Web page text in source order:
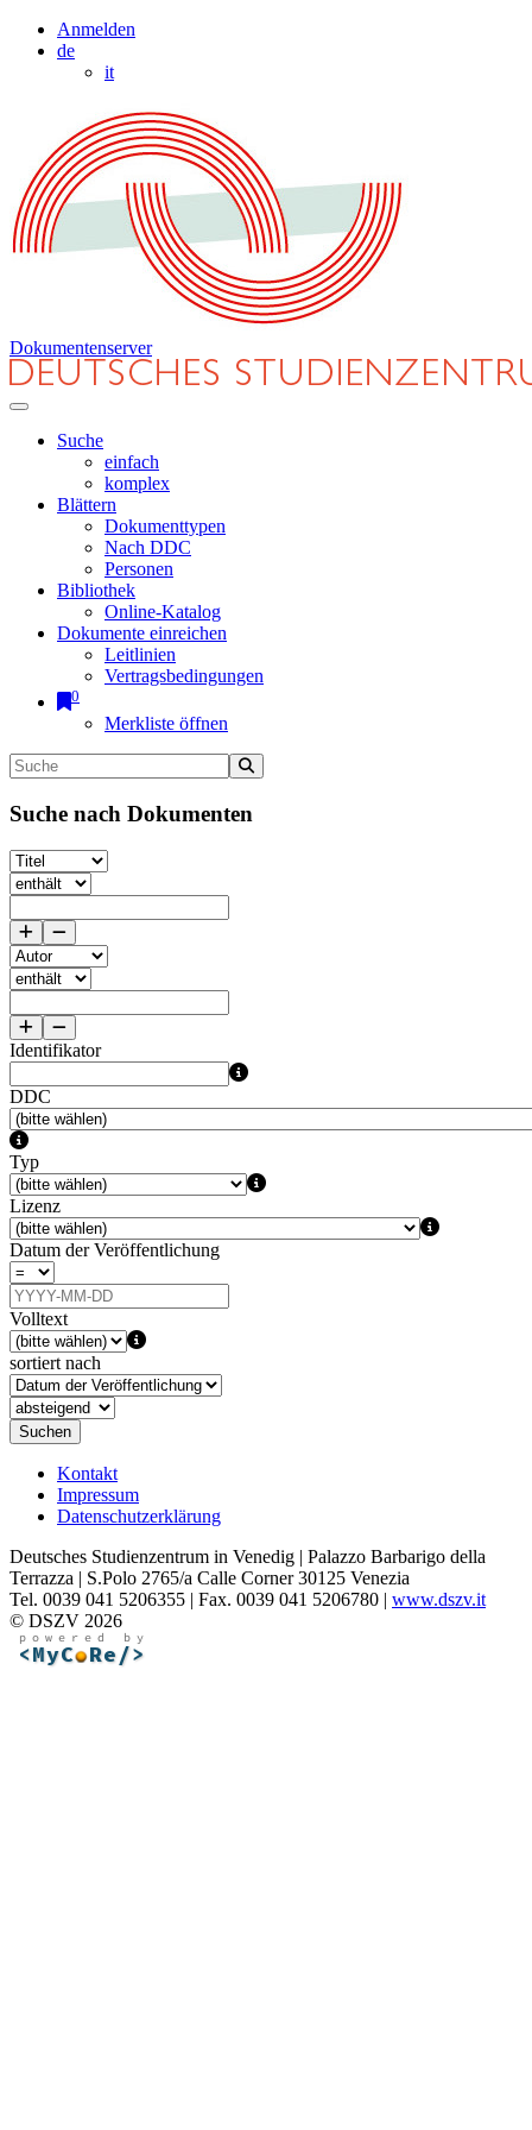
Anmelden
de
it
Dokumentenserver
Suche
einfach
komplex
Blättern
Dokumenttypen
Nach DDC
Personen
Bibliothek
Online-Katalog
Dokumente einreichen
Leitlinien
Vertragsbedingungen
0
Merkliste öffnen
Suche nach Dokumenten
Identifikator
DDC
Typ
Lizenz
Datum der Veröffentlichung
Volltext
sortiert nach
Suchen
Kontakt
Impressum
Datenschutzerklärung
Deutsches Studienzentrum in Venedig | Palazzo Barbarigo della
Terrazza | S.Polo 2765/a Calle Corner 30125 Venezia
Tel. 0039 041 5206355 | Fax. 0039 041 5206780 | www.dszv.it
© DSZV 2026